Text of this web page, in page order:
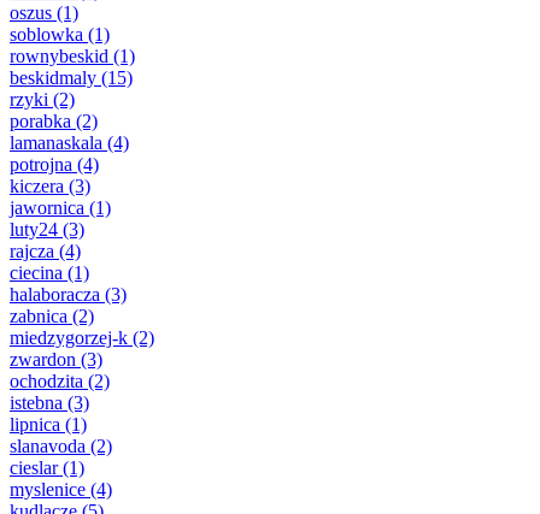
oszus (1)
soblowka (1)
rownybeskid (1)
beskidmaly (15)
rzyki (2)
porabka (2)
lamanaskala (4)
potrojna (4)
kiczera (3)
jawornica (1)
luty24 (3)
rajcza (4)
ciecina (1)
halaboracza (3)
zabnica (2)
miedzygorzej-k (2)
zwardon (3)
ochodzita (2)
istebna (3)
lipnica (1)
slanavoda (2)
cieslar(1)
myslenice (4)